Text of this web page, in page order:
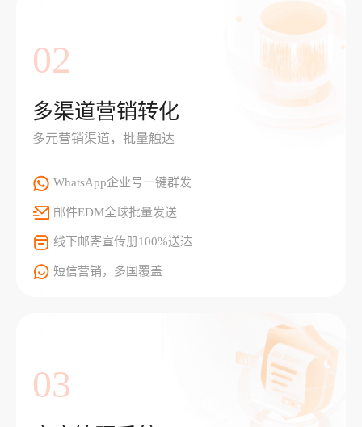
02
多渠道营销转化
多元营销渠道，批量触达
WhatsApp企业号一键群发
邮件EDM全球批量发送
线下邮寄宣传册100%送达
短信营销，多国覆盖
03